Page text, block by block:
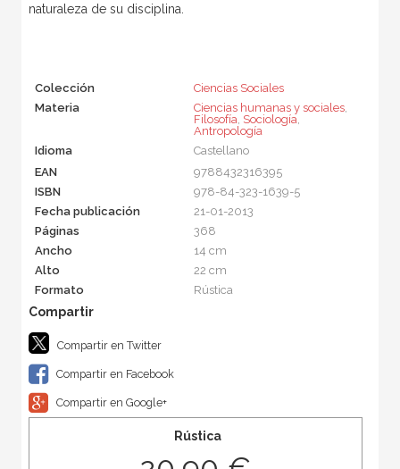
naturaleza de su disciplina.
Colección
Ciencias Sociales
Materia
Ciencias humanas y sociales,
Filosofía, Sociología,
Antropología
Idioma
Castellano
EAN
9788432316395
ISBN
978-84-323-1639-5
Fecha publicación
21-01-2013
Páginas
368
Ancho
14 cm
Alto
22 cm
Formato
Rústica
Compartir en Twitter
Compartir en Facebook
Compartir en Google+
Rústica